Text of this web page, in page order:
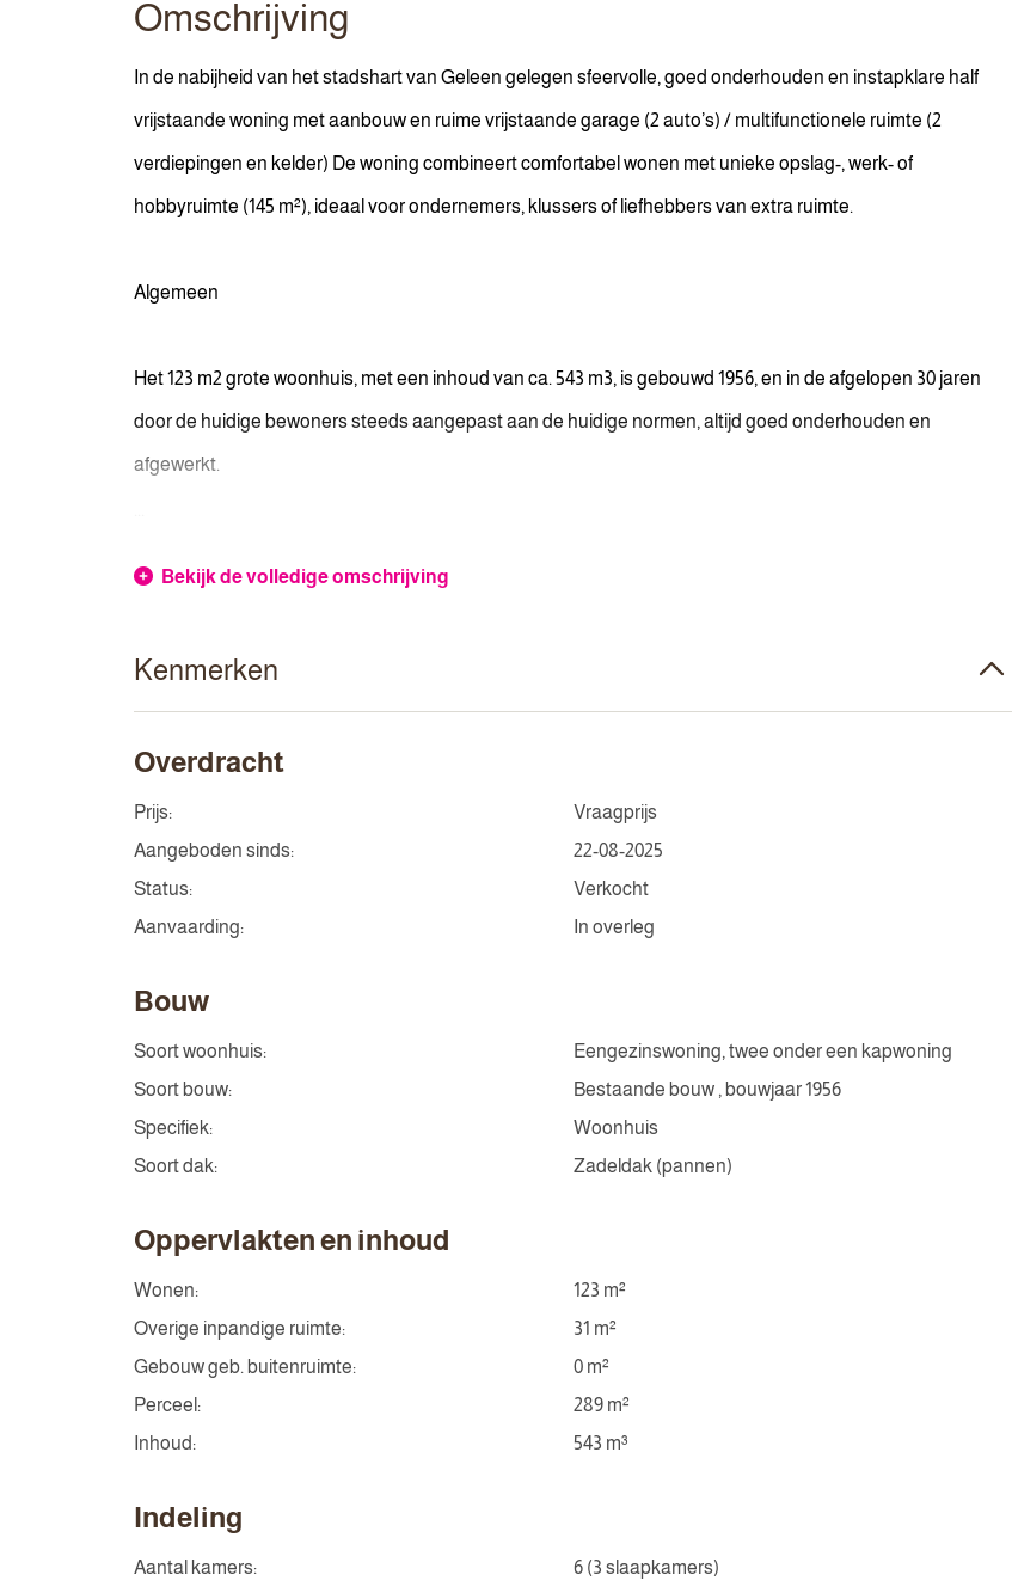
Omschrijving
In de nabijheid van het stadshart van Geleen gelegen sfeervolle, goed onderhouden en instapklare half
vrijstaande woning met aanbouw en ruime vrijstaande garage (2 auto’s) / multifunctionele ruimte (2
verdiepingen en kelder) De woning combineert comfortabel wonen met unieke opslag-, werk- of
hobbyruimte (145 m²), ideaal voor ondernemers, klussers of liefhebbers van extra ruimte.
Algemeen
Het 123 m2 grote woonhuis, met een inhoud van ca. 543 m3, is gebouwd 1956, en in de afgelopen 30 jaren
door de huidige bewoners steeds aangepast aan de huidige normen, altijd goed onderhouden en
afgewerkt.
Bekijk de volledige omschrijving
Kenmerken
Overdracht
Prijs:
Vraagprijs
Aangeboden sinds:
22-08-2025
Status:
Verkocht
Aanvaarding:
In overleg
Bouw
Soort woonhuis:
Eengezinswoning, twee onder een kapwoning
Soort bouw:
Bestaande bouw , bouwjaar 1956
Specifiek:
Woonhuis
Soort dak:
Zadeldak (pannen)
Oppervlakten en inhoud
Wonen:
123 m²
Overige inpandige ruimte:
31 m²
Gebouw geb. buitenruimte:
0 m²
Perceel:
289 m²
Inhoud:
543 m³
Indeling
Aantal kamers:
6 (3 slaapkamers)